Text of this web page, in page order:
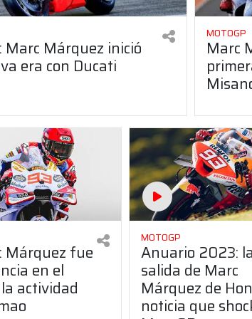
Marc Márquez inició
era con Ducati
MOTOGP
Marc
Márquez fue
en el
actividad
MOTOGP
Anuario 2023: la
salida de Marc
Márquez de
noticia que